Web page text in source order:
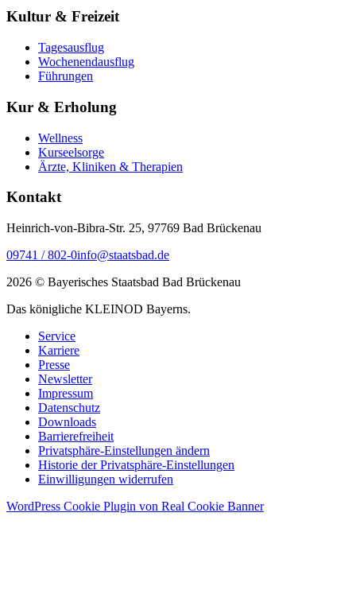
Kultur & Freizeit
Tagesausflug
Wochenendausflug
Führungen
Kur & Erholung
Wellness
Kurseelsorge
Ärzte, Kliniken & Therapien
Kontakt
Heinrich-von-Bibra-Str. 25, 97769 Bad Brückenau
09741 / 802-0info@staatsbad.de
2026 © Bayerisches Staatsbad Bad Brückenau
Das königliche KLEINOD Bayerns.
Service
Karriere
Presse
Newsletter
Impressum
Datenschutz
Downloads
Barrierefreiheit
Privatsphäre-Einstellungen ändern
Historie der Privatsphäre-Einstellungen
Einwilligungen widerrufen
WordPress Cookie Plugin von Real Cookie Banner